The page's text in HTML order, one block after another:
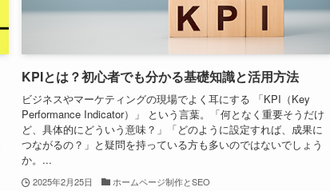
KPIとは？初心者でも分かる基礎知識と活用方法
ビジネスやマーケティングの現場でよく耳にする 「KPI（Key
Performance Indicator）」 という言葉。「何となく重要そうだけ
ど、具体的にどういう意味？」「どのように設定すれば、成果に
つながるの？」と疑問を持っている方も多いのではないでしょう
か。...
2025年2月25日 ホームページ制作とSEO